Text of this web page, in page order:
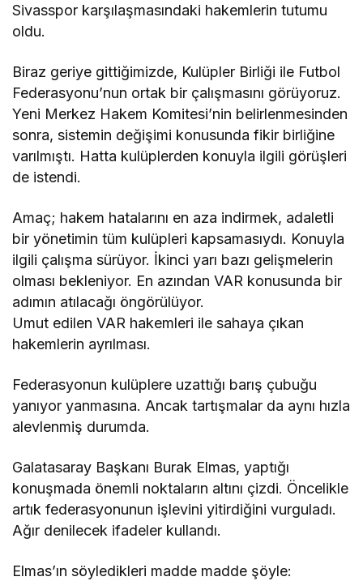
Sivasspor karşılaşmasındaki hakemlerin tutumu
oldu.
Biraz geriye gittiğimizde, Kulüpler Birliği ile Futbol
Federasyonu’nun ortak bir çalışmasını görüyoruz.
Yeni Merkez Hakem Komitesi’nin belirlenmesinden
sonra, sistemin değişimi konusunda fikir birliğine
varılmıştı. Hatta kulüplerden konuyla ilgili görüşleri
de istendi.
Amaç; hakem hatalarını en aza indirmek, adaletli
bir yönetimin tüm kulüpleri kapsamasıydı. Konuyla
ilgili çalışma sürüyor. İkinci yarı bazı gelişmelerin
olması bekleniyor. En azından VAR konusunda bir
adımın atılacağı öngörülüyor.
Umut edilen VAR hakemleri ile sahaya çıkan
hakemlerin ayrılması.
Federasyonun kulüplere uzattığı barış çubuğu
yanıyor yanmasına. Ancak tartışmalar da aynı hızla
alevlenmiş durumda.
Galatasaray Başkanı Burak Elmas, yaptığı
konuşmada önemli noktaların altını çizdi. Öncelikle
artık federasyonunun işlevini yitirdiğini vurguladı.
Ağır denilecek ifadeler kullandı.
Elmas’ın söyledikleri madde madde şöyle: